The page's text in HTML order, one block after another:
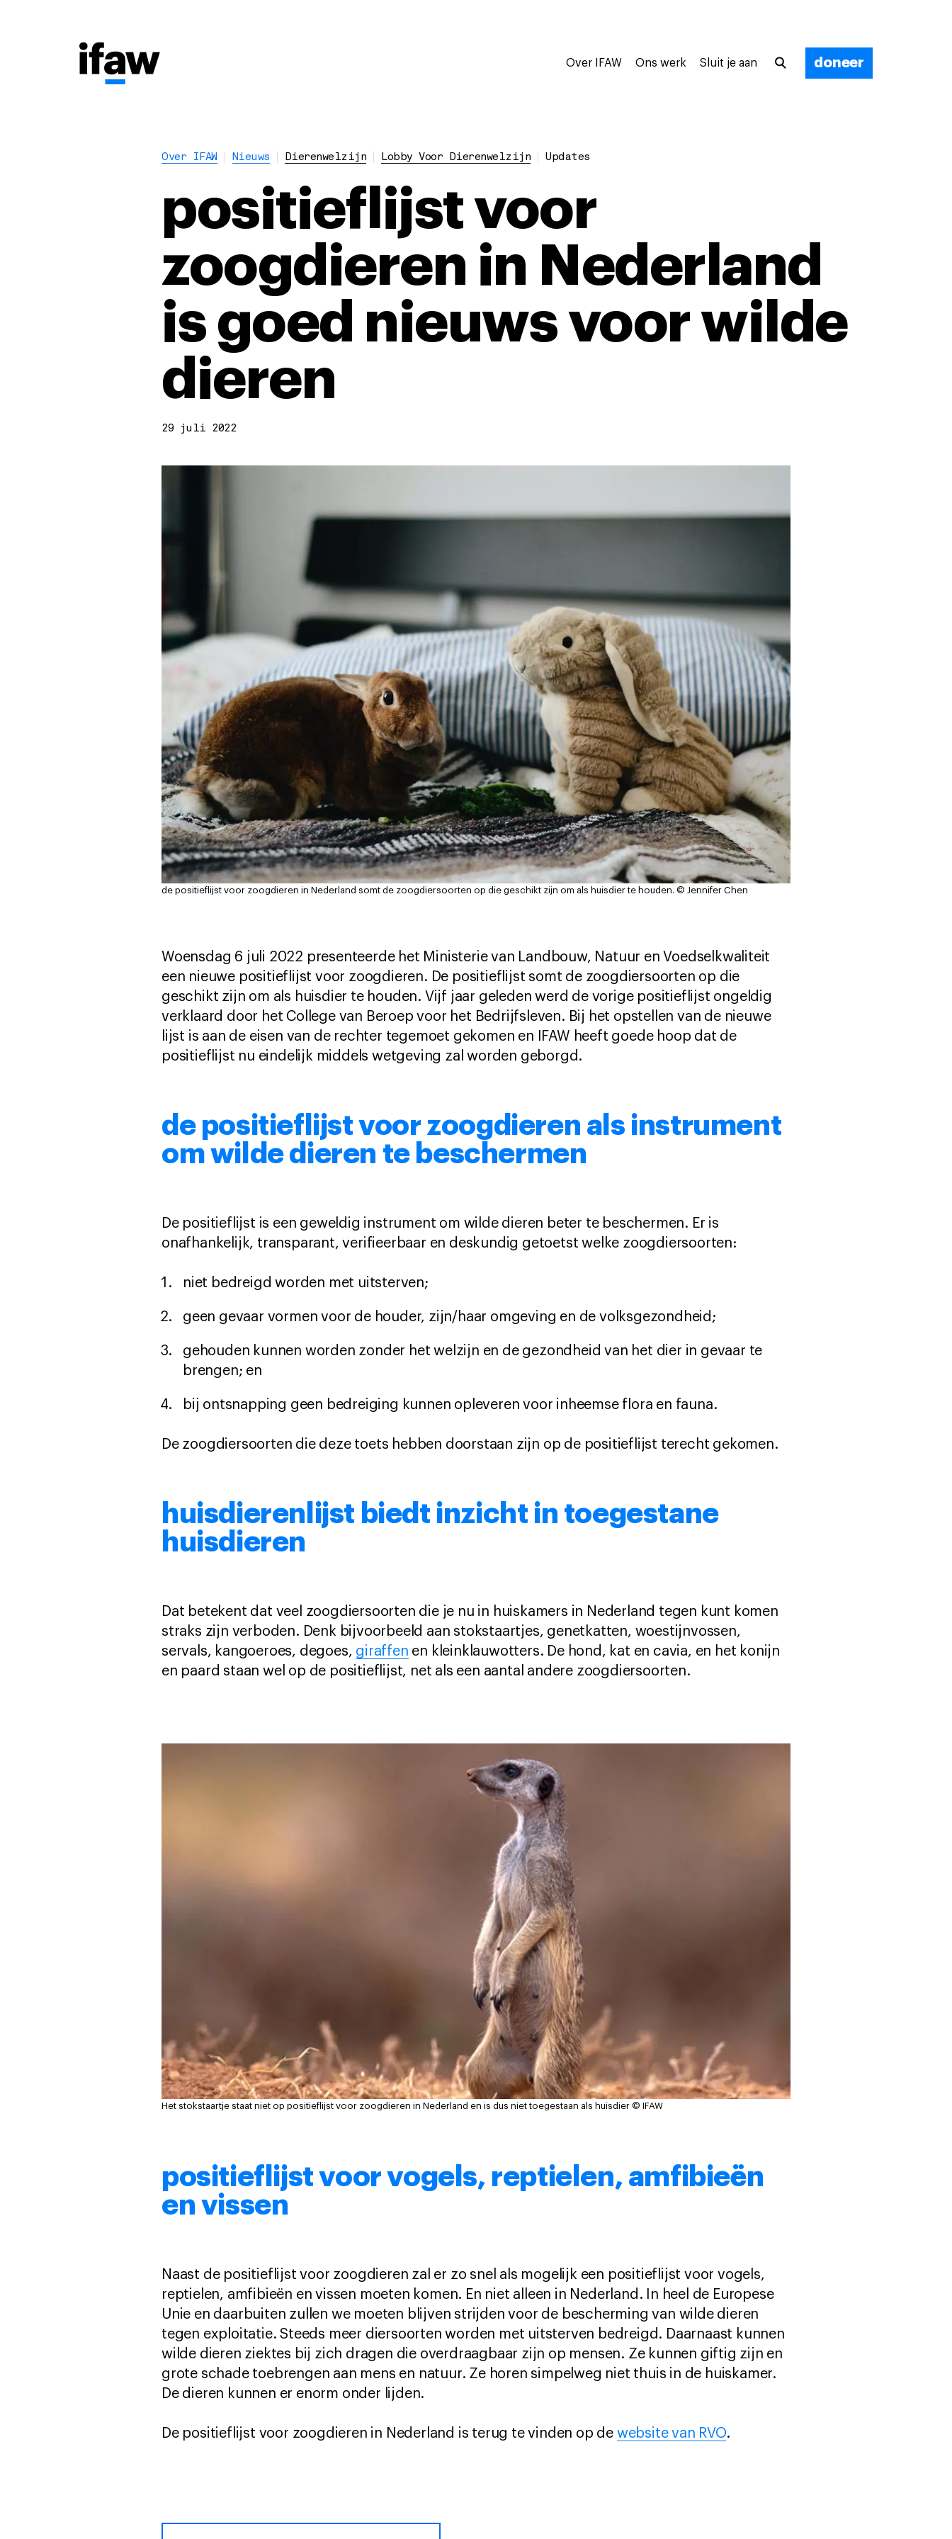
Over IFAW Ons werk Sluit je aan doneer
Over IFAW Nieuws Dierenwelzijn Lobby Voor Dierenwelzijn Updates
positieflijst voor
zoogdieren in Nederland
is goed nieuws voor wilde
dieren
29 juli 2022
de positieflijst voor zoogdieren in Nederland somt de zoogdiersoorten op die geschikt zijn om als huisdier te houden. © Jennifer Chen
Woensdag 6 juli 2022 presenteerde het Ministerie van Landbouw, Natuur en Voedselkwaliteit
een nieuwe positieflijst voor zoogdieren. De positieflijst somt de zoogdiersoorten op die
geschikt zijn om als huisdier te houden. Vijf jaar geleden werd de vorige positieflijst ongeldig
verklaard door het College van Beroep voor het Bedrijfsleven. Bij het opstellen van de nieuwe
lijst is aan de eisen van de rechter tegemoet gekomen en IFAW heeft goede hoop dat de
positieflijst nu eindelijk middels wetgeving zal worden geborgd.
de positieflijst voor zoogdieren als instrument
om wilde dieren te beschermen
De positieflijst is een geweldig instrument om wilde dieren beter te beschermen. Er is
onafhankelijk, transparant, verifieerbaar en deskundig getoetst welke zoogdiersoorten:
niet bedreigd worden met uitsterven;
geen gevaar vormen voor de houder, zijn/haar omgeving en de volksgezondheid;
gehouden kunnen worden zonder het welzijn en de gezondheid van het dier in gevaar te
brengen; en
bij ontsnapping geen bedreiging kunnen opleveren voor inheemse flora en fauna.
De zoogdiersoorten die deze toets hebben doorstaan zijn op de positieflijst terecht gekomen.
huisdierenlijst biedt inzicht in toegestane
huisdieren
Dat betekent dat veel zoogdiersoorten die je nu in huiskamers in Nederland tegen kunt komen
straks zijn verboden. Denk bijvoorbeeld aan stokstaartjes, genetkatten, woestijnvossen,
servals, kangoeroes, degoes, giraffen en kleinklauwotters. De hond, kat en cavia, en het konijn
en paard staan wel op de positieflijst, net als een aantal andere zoogdiersoorten.
Het stokstaartje staat niet op positieflijst voor zoogdieren in Nederland en is dus niet toegestaan als huisdier © IFAW
positieflijst voor vogels, reptielen, amfibieën
en vissen
Naast de positieflijst voor zoogdieren zal er zo snel als mogelijk een positieflijst voor vogels,
reptielen, amfibieën en vissen moeten komen. En niet alleen in Nederland. In heel de Europese
Unie en daarbuiten zullen we moeten blijven strijden voor de bescherming van wilde dieren
tegen exploitatie. Steeds meer diersoorten worden met uitsterven bedreigd. Daarnaast kunnen
wilde dieren ziektes bij zich dragen die overdraagbaar zijn op mensen. Ze kunnen giftig zijn en
grote schade toebrengen aan mens en natuur. Ze horen simpelweg niet thuis in de huiskamer.
De dieren kunnen er enorm onder lijden.
De positieflijst voor zoogdieren in Nederland is terug te vinden op de website van RVO.